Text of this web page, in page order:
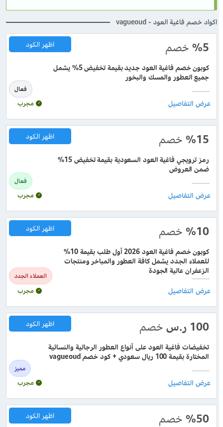
اكواد خصم فاغية العود - vagueoud
%5 خصم
فعال
كوبون خصم فاغية العود جديد بقيمة تخفيض 5% يشمل
جميع العطور والمسك والبخور
اظهر الكود
مجرب
%15 خصم
فعال
رمز ترويجي فاغية العود السعودية بقيمة تخفيض 15%
ضمن العروض
اظهر الكود
مجرب
%10 خصم
العملاء الجدد
كوبون خصم فاغية العود 2026 أول طلب بقيمة 10%
للعملاء الجدد يشمل كافة العطور والمباخر ومنتجات
الزعفران عالية الجودة
اظهر الكود
مجرب
100 ر.س خصم
مميز
تخفيضات فاغية العود على أنواع العطور الرجالية والنسائية
المختارة بقيمة 100 ريال سعودي + كود خصم vagueoud
اظهر الكود
مجرب
%50 خصم اظهر الكود